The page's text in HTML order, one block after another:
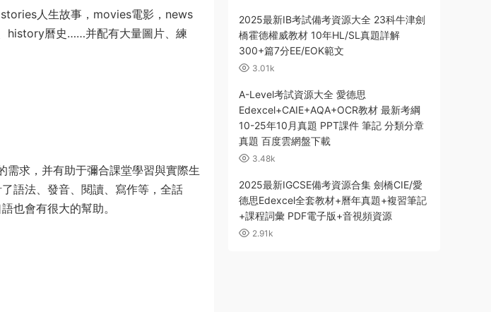
人生故事，movies電影，news
history曆史……并配有大量圖片、練
求，并有助于彌合課堂學習與實際生
語法、發音、閱讀、寫作等，全話
也會有很大的幫助。
2025最新IB考試備考資源大全 23科牛津劍
橋霍德權威教材 10年HL/SL真題詳解
300+篇7分EE/EOK範文
3.01k
A-Level考試資源大全 愛德思
Edexcel+CAIE+AQA+OCR教材 最新考綱
10-25年10月真題 PPT課件 筆記 分類分章
真題 百度雲網盤下載
3.48k
2025最新IGCSE備考資源合集 劍橋CIE/愛
德思Edexcel全套教材+曆年真題+複習筆記
+課程詞彙 PDF電子版+音視頻資源
2.91k